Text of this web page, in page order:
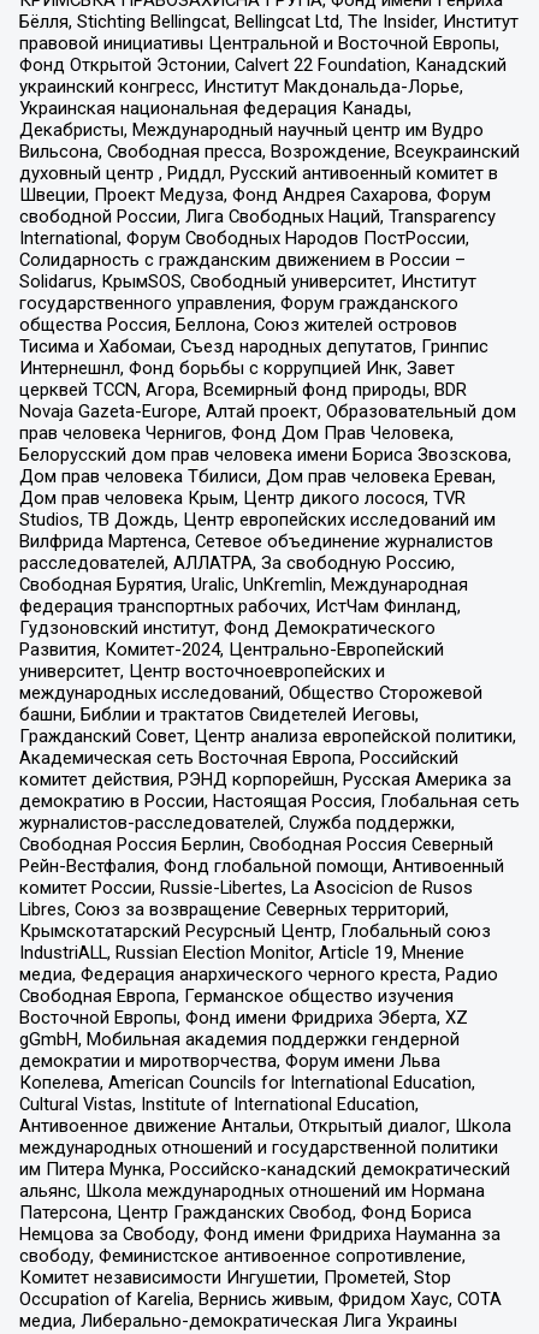
Бёлля, Stichting Bellingcat, Bellingcat Ltd, The Insider, Институт
правовой инициативы Центральной и Восточной Европы,
Фонд Открытой Эстонии, Calvert 22 Foundation, Канадский
украинский конгресс, Институт Макдональда-Лорье,
Украинская национальная федерация Канады,
Декабристы, Международный научный центр им Вудро
Вильсона, Свободная пресса, Возрождение, Всеукраинский
духовный центр , Риддл, Русский антивоенный комитет в
Швеции, Проект Медуза, Фонд Андрея Сахарова, Форум
свободной России, Лига Свободных Наций, Transparеncy
International, Форум Свободных Народов ПостРоссии,
Солидарность с гражданским движением в России –
Solidarus, КрымSOS, Свободный университет, Институт
государственного управления, Форум гражданского
общества Россия, Беллона, Союз жителей островов
Тисима и Хабомаи, Съезд народных депутатов, Гринпис
Интернешнл, Фонд борьбы с коррупцией Инк, Завет
церквей TCCN, Агора, Всемирный фонд природы, BDR
Novaja Gazeta-Europe, Алтай проект, Образовательный дом
прав человека Чернигов, Фонд Дом Прав Человека,
Белорусский дом прав человека имени Бориса Звозскова,
Дом прав человека Тбилиси, Дом прав человека Ереван,
Дом прав человека Крым, Центр дикого лосося, TVR
Studios, ТВ Дождь, Центр европейских исследований им
Вилфрида Мартенса, Сетевое объединение журналистов
расследователей, АЛЛАТРА, За свободную Россию,
Свободная Бурятия, Uralic, UnKremlin, Международная
федерация транспортных рабочих, ИстЧам Финланд,
Гудзоновский институт, Фонд Демократического
Развития, Комитет-2024, Центрально-Европейский
университет, Центр восточноевропейских и
международных исследований, Общество Сторожевой
башни, Библии и трактатов Свидетелей Иеговы,
Гражданский Совет, Центр анализа европейской политики,
Академическая сеть Восточная Европа, Российский
комитет действия, РЭНД корпорейшн, Русская Америка за
демократию в России, Настоящая Россия, Глобальная сеть
журналистов-расследователей, Служба поддержки,
Свободная Россия Берлин, Свободная Россия Северный
Рейн-Вестфалия, Фонд глобальной помощи, Антивоенный
комитет России, Russie-Libertes, La Asocicion de Rusos
Libres, Союз за возвращение Северных территорий,
Крымскотатарский Ресурсный Центр, Глобальный союз
IndustriALL, Russian Election Monitor, Article 19, Мнение
медиа, Федерация анархического черного креста, Радио
Свободная Европа, Германское общество изучения
Восточной Европы, Фонд имени Фридриха Эберта, XZ
gGmbH, Мобильная академия поддержки гендерной
демократии и миротворчества, Форум имени Льва
Копелева, American Councils for International Education,
Cultural Vistas, Institute of International Education,
Антивоенное движение Антальи, Открытый диалог, Школа
международных отношений и государственной политики
им Питера Мунка, Российско-канадский демократический
альянс, Школа международных отношений им Нормана
Патерсона, Центр Гражданских Свобод, Фонд Бориса
Немцова за Свободу, Фонд имени Фридриха Науманна за
свободу, Феминистское антивоенное сопротивление,
Комитет независимости Ингушетии, Прометей, Stop
Occupation of Karelia, Вернись живым, Фридом Хаус, СОТА
медиа, Либерально-демократическая Лига Украины